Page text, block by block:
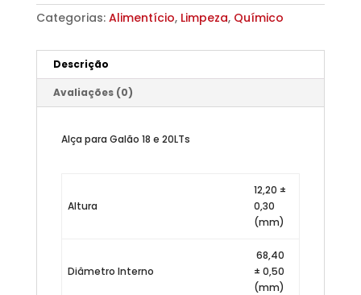
Categorias: Alimentício, Limpeza, Químico
Descrição
Avaliações (0)
Alça para Galão 18 e 20LTs
Altura
12,20 ±
0,30
(mm)
Diâmetro Interno
68,40
± 0,50
(mm)